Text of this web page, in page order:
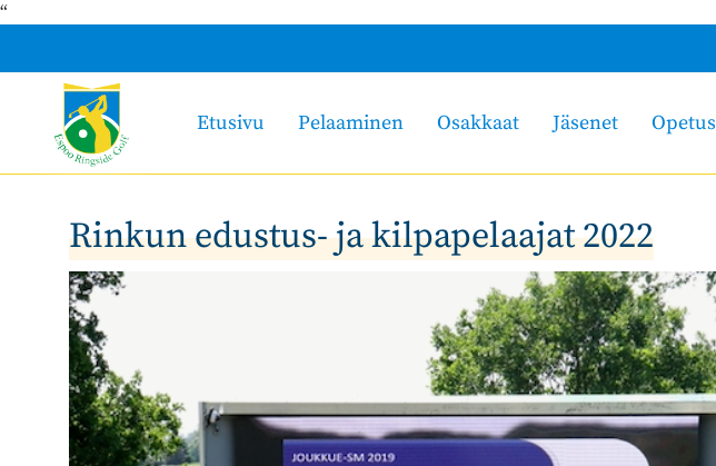
“
Etusivu Pelaaminen Osakkaat Jäsenet Opetus
Rinkun edustus- ja kilpapelaajat 2022